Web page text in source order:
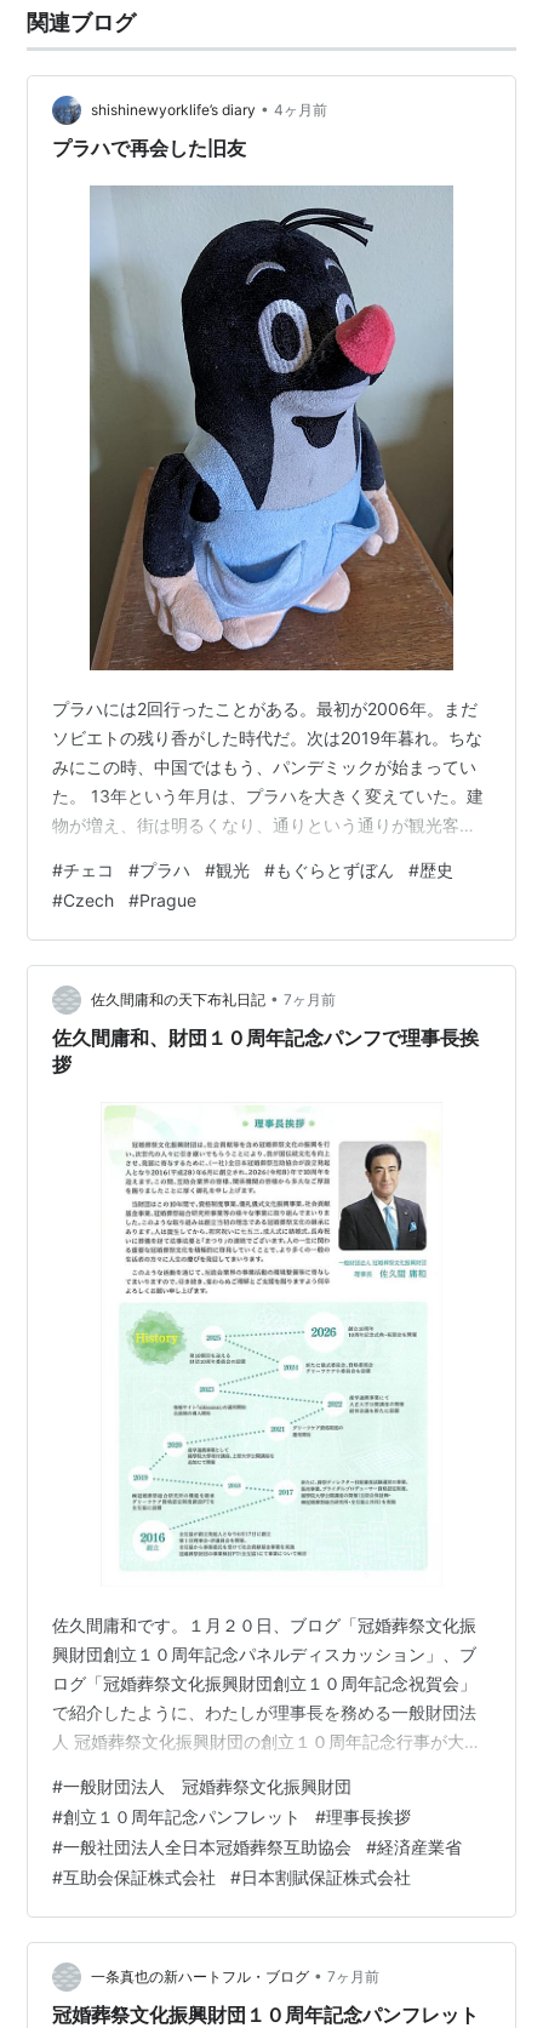
関連ブログ
shishinewyorklife’s diary • 4ヶ月前
プラハで再会した旧友
プラハには2回行ったことがある。最初が2006年。まだ
ソビエトの残り香がした時代だ。次は2019年暮れ。ちな
みにこの時、中国ではもう、パンデミックが始まってい
た。 13年という年月は、プラハを大きく変えていた。建
物が増え、街は明るくなり、通りという通りが観光客で
テルだ。 最初に訪れた2006年、街の暗さとボヘミアンな
ミュージシャン達、暖炉から出る煙の匂いなどに東欧を
感じた。どの通りを歩いても、そこの角を曲がってモー
ツァルトがこっちに歩いて来るような気がする。広場で
はベートーヴェンが友達と待ち合わせ中だ。夜、暗い道
端で見た花売りのおばあちゃんの事…
#チェコ #プラハ #観光 #もぐらとずぼん #歴史
#Czech #Prague
佐久間庸和の天下布礼日記 • 7ヶ月前
佐久間庸和、財団１０周年記念パンフで理事長挨
拶
佐久間庸和です。１月２０日、ブログ「冠婚葬祭文化振
興財団創立１０周年記念パネルディスカッション」、ブ
ログ「冠婚葬祭文化振興財団創立１０周年記念祝賀会」
で紹介したように、わたしが理事長を務める一般財団法
人 冠婚葬祭文化振興財団の創立１０周年記念行事が大塚
パンフレットの表紙 昨日は、パネルディスカッションや
祝賀会の受付で財団の創立１０周年記念パンフレットが
配布されました。表紙には「冠」「婚」「葬」「祭」の
文字とともに、それぞれをイメージしたデザインがされ
ています。これはデザインにうるさい財団２代理事長で
ある山下裕史顧問（１１７社長）が入念にチェッ…
#一般財団法人 冠婚葬祭文化振興財団
#創立１０周年記念パンフレット #理事長挨拶
#一般社団法人全日本冠婚葬祭互助協会 #経済産業省
#互助会保証株式会社 #日本割賦保証株式会社
一条真也の新ハートフル・ブログ • 7ヶ月前
冠婚葬祭文化振興財団１０周年記念パンフレット